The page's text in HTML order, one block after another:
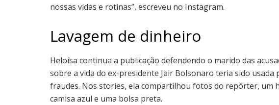
nossas vidas e rotinas”, escreveu no Instagram.
Lavagem de dinheiro
Heloísa continua a publicação defendendo o marido das
sobre a vida do ex-presidente Jair Bolsonaro teria sido
fraudes. Nos stories, ela compartilhou fotos do repórter, um
camisa azul e uma bolsa preta.